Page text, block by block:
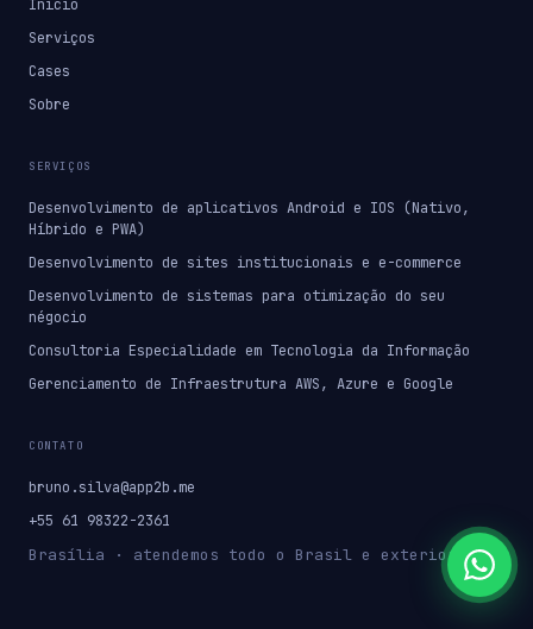
Início
Serviços
Cases
Sobre
SERVIÇOS
Desenvolvimento de aplicativos Android e IOS (Nativo,
Híbrido e PWA)
Desenvolvimento de sites institucionais e e-commerce
Desenvolvimento de sistemas para otimização do seu
négocio
Consultoria Especialidade em Tecnologia da Informação
Gerenciamento de Infraestrutura AWS, Azure e Google
CONTATO
bruno.silva@app2b.me
+55 61 98322-2361
Brasília · atendemos todo o Brasil e exterior